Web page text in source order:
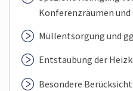
Konferenzräumen
Müllentsorgung und
Entstaubung der
Besondere